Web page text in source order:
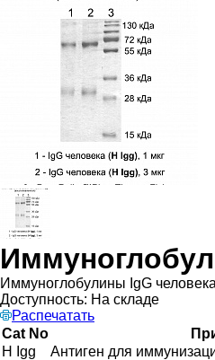
Иммуноглобулины IgG
Доступность: На складе
Распечатать
Cat No
H Igg
Антиген для